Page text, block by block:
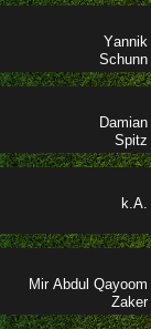




k.A.
  
